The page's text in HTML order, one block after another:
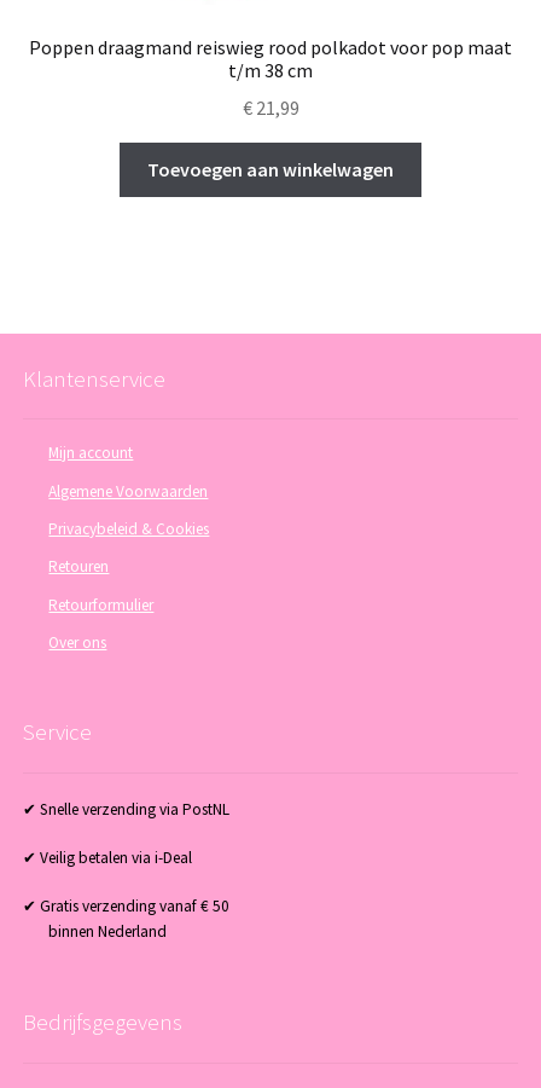
Poppen draagmand reiswieg rood polkadot voor pop maat
t/m 38 cm
€21,99
Toevoegen aan winkelwagen
Klantenservice
Mijn account
Algemene Voorwaarden
Privacybeleid & Cookies
Retouren
Retourformulier
Over ons
Service
✔ Snelle verzending via PostNL
✔ Veilig betalen via i-Deal
✔ Gratis verzending vanaf € 50
binnen Nederland
Bedrijfsgegevens